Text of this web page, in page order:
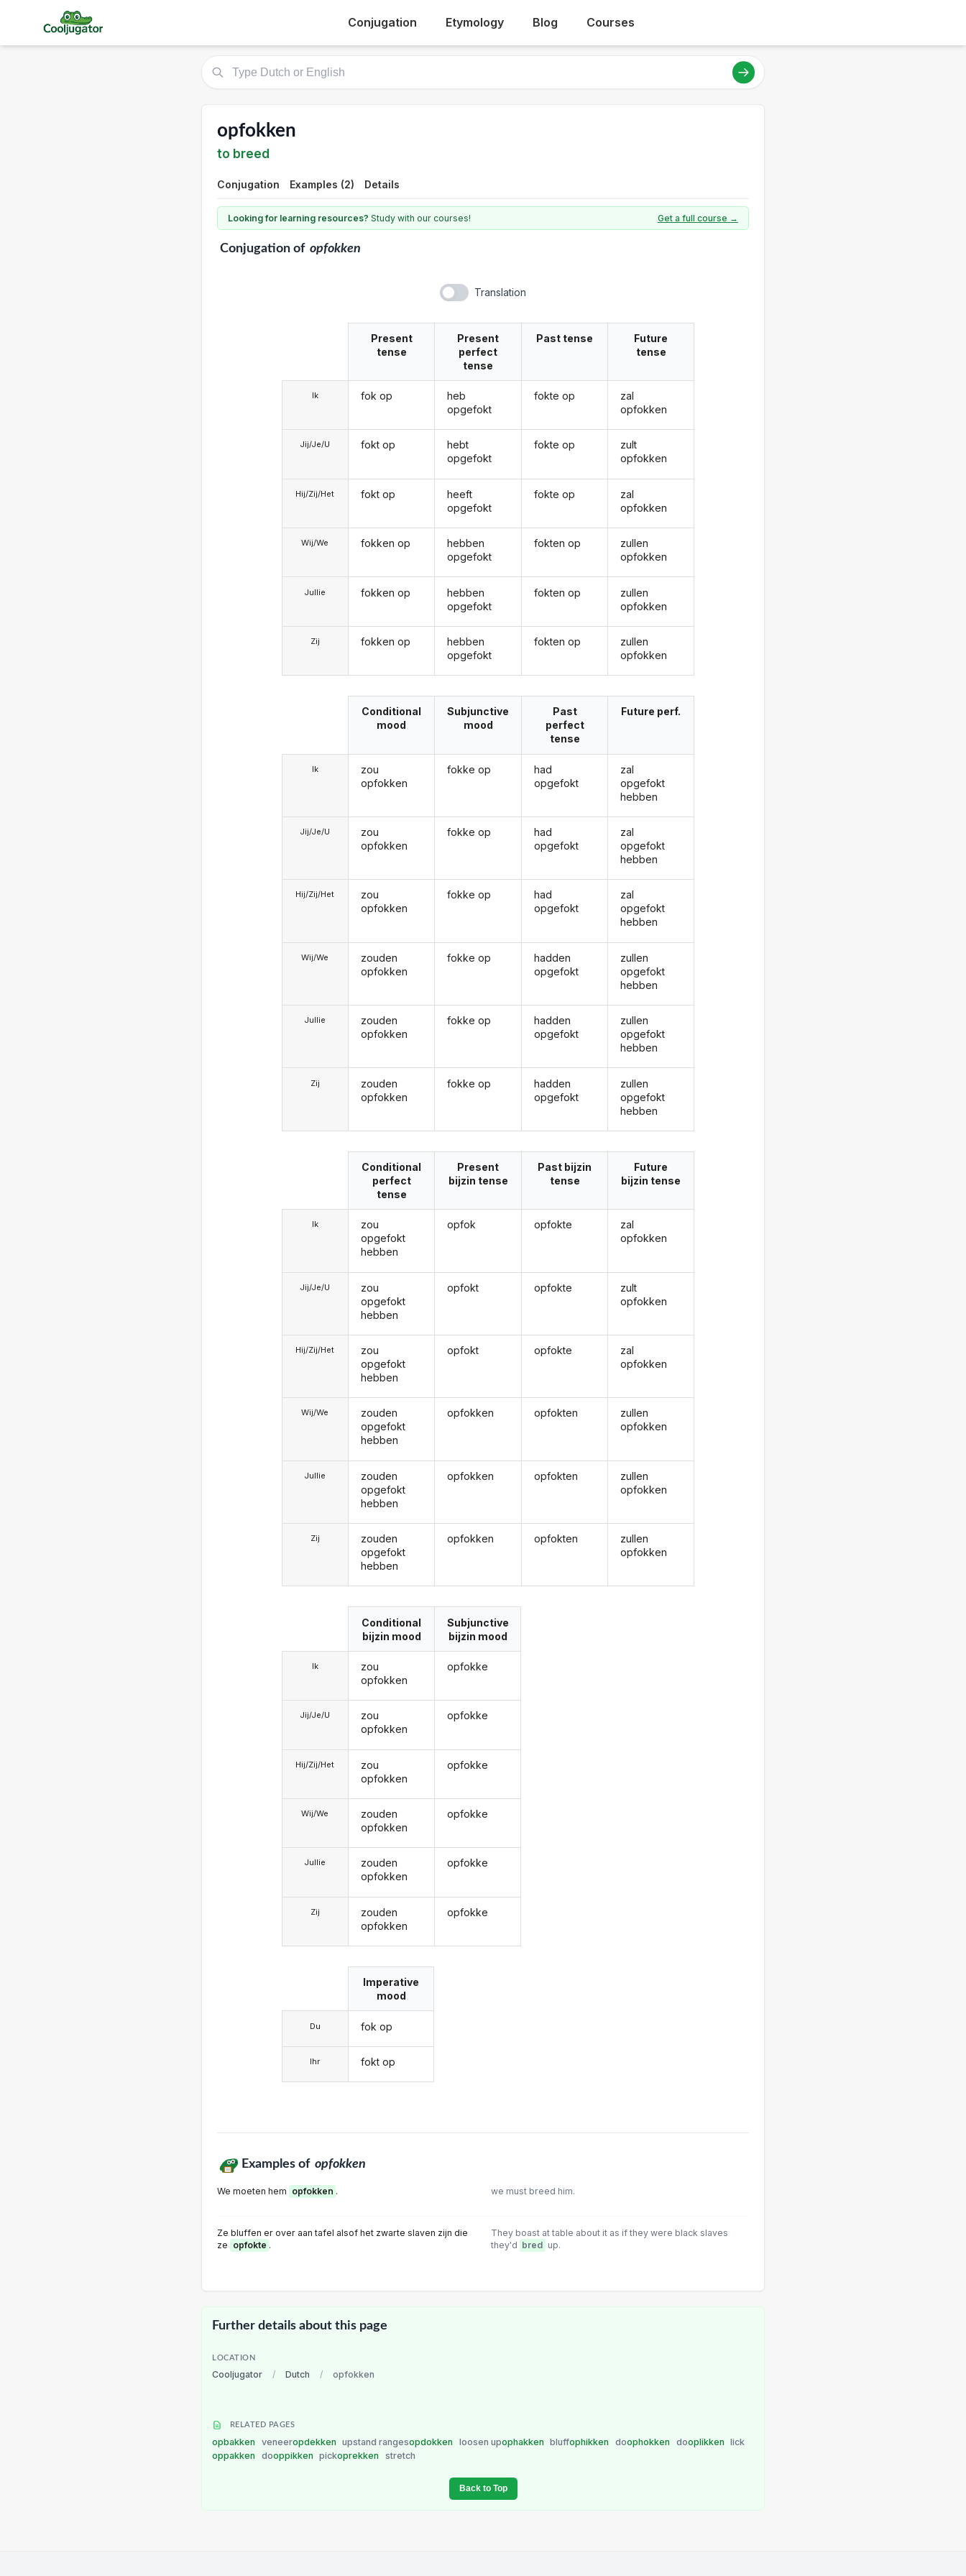
Conjugation Etymology Blog Courses
opfokken
to breed
Conjugation Examples (2) Details
Looking for learning resources? Study with our courses! Get a full course →
Conjugationof opfokken
Translation
Ik
Jij/Je/U
Hij/Zij/Het
Wij/We
Jullie
Zij
Present
tense
fok op
fokt op
fokt op
fokken op
fokken op
fokken op
Present
perfect
tense
heb
opgefokt
hebt
opgefokt
heeft
opgefokt
hebben
opgefokt
hebben
opgefokt
hebben
opgefokt
Past tense
fokte op
fokte op
fokte op
fokten op
fokten op
fokten op
Future
tense
zal
opfokken
zult
opfokken
zal
opfokken
zullen
opfokken
zullen
opfokken
zullen
opfokken
Ik
Jij/Je/U
Hij/Zij/Het
Wij/We
Jullie
Zij
Conditional
mood
zou
opfokken
zou
opfokken
zou
opfokken
zouden
opfokken
zouden
opfokken
zouden
opfokken
Subjunctive
mood
fokke op
fokke op
fokke op
fokke op
fokke op
fokke op
Past
perfect
tense
had
opgefokt
had
opgefokt
had
opgefokt
hadden
opgefokt
hadden
opgefokt
hadden
opgefokt
Future perf.
zal
opgefokt
hebben
zal
opgefokt
hebben
zal
opgefokt
hebben
zullen
opgefokt
hebben
zullen
opgefokt
hebben
zullen
opgefokt
hebben
Ik
Jij/Je/U
Hij/Zij/Het
Wij/We
Jullie
Zij
Conditional
perfect
tense
zou
opgefokt
hebben
zou
opgefokt
hebben
zou
opgefokt
hebben
zouden
opgefokt
hebben
zouden
opgefokt
hebben
zouden
opgefokt
hebben
Present
bijzin tense
opfok
opfokt
opfokt
opfokken
opfokken
opfokken
Past bijzin
tense
opfokte
opfokte
opfokte
opfokten
opfokten
opfokten
Future
bijzin tense
zal
opfokken
zult
opfokken
zal
opfokken
zullen
opfokken
zullen
opfokken
zullen
opfokken
Ik
Jij/Je/U
Hij/Zij/Het
Wij/We
Jullie
Zij
Conditional
bijzin mood
zou
opfokken
zou
opfokken
zou
opfokken
zouden
opfokken
zouden
opfokken
zouden
opfokken
Subjunctive
bijzin mood
opfokke
opfokke
opfokke
opfokke
opfokke
opfokke
Du
Ihr
Imperative
mood
fok op
fokt op
Examples of opfokken
We moeten hem opfokken . we must breed him.
Ze bluffen er over aan tafel alsof het zwarte slaven zijn die
ze opfokte .
They boast at table about it as if they were black slaves
they'd bred up.
Further details about this page
LOCATION
Cooljugator / Dutch / opfokken
RELATED PAGES
opbakken veneeropdekken upstand rangesopdokken loosen upophakken bluffophikken doophokken dooplikken
lick
oppakken
dooppikken pickoprekken stretch
Back to Top